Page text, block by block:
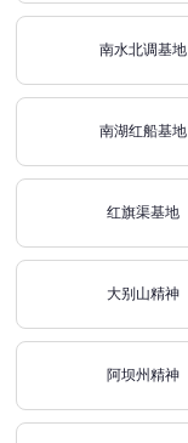
南水北调基地
南湖红船基地
红旗渠基地
大别山精神
阿坝州精神